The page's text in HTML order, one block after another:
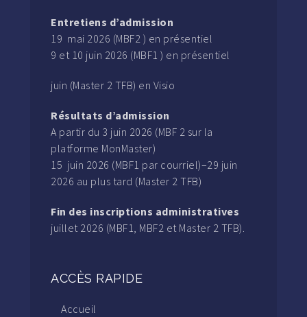
Entretiens d’admission
19 mai 2026 (MBF2 ) en présentiel
9 et 10 juin 2026 (MBF1 ) en présentiel
juin (Master 2 TFB) en Visio
Résultats d’admission
A partir du 3 juin 2026 (MBF 2 sur la
platforme MonMaster)
15 juin 2026 (MBF1 par courriel)–29 juin
2026 au plus tard (Master 2 TFB)
Fin des inscriptions administratives
juillet 2026 (MBF1, MBF2 et Master 2 TFB).
ACCÈS RAPIDE
Accueil